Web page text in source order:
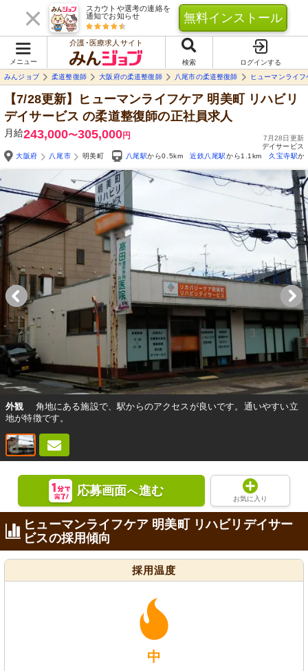
スカウトや選考の連絡を
通知でお知らせ
無料インストール
メニュー
介護･医療求人サイト
検索
ログインする
みんジョブ
柔道整復師 大阪府の柔道整復師 八尾市の柔道整復師 ヒューマンライ
【7/28更新】ヒューマンライフケア 明美町 リハビリ
デイサービス の柔道整復師の正社員求人
月給243,000〜305,000円
7月28日更新
デイサービス
大阪府
八尾市 明美町 八尾駅から0.5km 近鉄八尾駅から1.1km 久宝寺駅か
外観
角地にある施設で、駅からのアクセスが良いです。通いやすい立
地が特徴です。
応募画面へ進む
お気に入り
ヒューマンライフケア 明美町 リハビリデイサー
ビスの採用傾向
採用温度
中